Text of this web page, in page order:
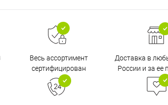
Весь ассортимент
сертифицирован
Доставка в
России и за ее